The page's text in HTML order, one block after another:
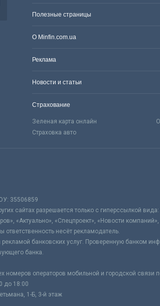
Полезные страницы
О Minfin.com.ua
Реклама
Новости и статьи
Страхование
Зеленая карта онлайн
Страховка авто
35506859
сайтах разрешается только с гиперссылкой
«Актуально», «Спецпроект», «Новости
несёт рекламодатель.
банковских услуг. Проверенную банком
банка.
номеров операторов мобильной и городской связи
до 18:00
1-Б, 3-й этаж